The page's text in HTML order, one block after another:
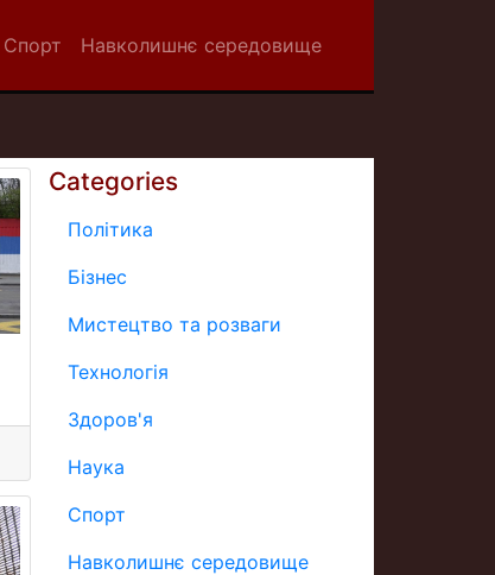
Спорт Навколишнє середовище
Categories
Політика
Бізнес
Мистецтво та розваги
Технологія
Здоров'я
Наука
Спорт
Навколишнє середовище